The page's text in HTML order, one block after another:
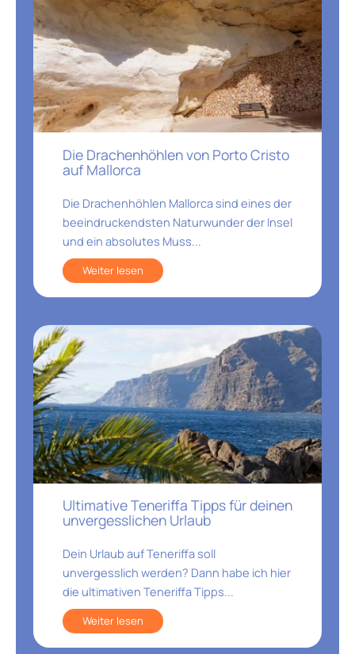
Die Drachenhöhlen von Porto Cristo
auf Mallorca
Die Drachenhöhlen Mallorca sind eines der
beeindruckendsten Naturwunder der Insel
und ein absolutes Muss...
Weiter lesen
Ultimative Teneriffa Tipps für deinen
unvergesslichen Urlaub
Dein Urlaub auf Teneriffa soll
unvergesslich werden? Dann habe ich hier
die ultimativen Teneriffa Tipps...
Weiter lesen